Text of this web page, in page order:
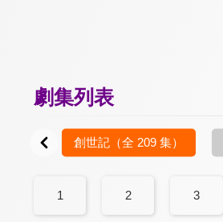
劇集列表
創世記 （全 209 集）
1 2 3